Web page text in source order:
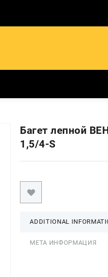
Багет лепной
1,5/4-S
ADDITIONAL
МЕТА ИНФОРМАЦИЯ